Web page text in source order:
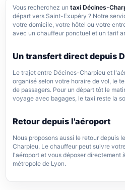
Vous recherchez untaxi Décines-
départ vers Saint-Exupéry ? Notre
votre domicile, votre hôtel ou votre
avec un chauffeur ponctuel et un tarif
Un transfert direct depuis
Le trajet entre Décines-Charpieu et
organisé selon votre horaire de vol, le
de passagers. Pour un départ tôt le
voyage avec bagages, le taxi reste la
Retour depuis l'aéroport
Nous proposons aussi le retour depuis
Charpieu. Le chauffeur peut suivre
l'aéroport et vous déposer directement
métropole de Lyon.